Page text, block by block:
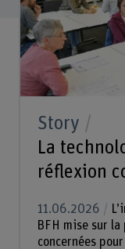
Story
La
réflexion
11.06.2026
BFH mise sur
concernées